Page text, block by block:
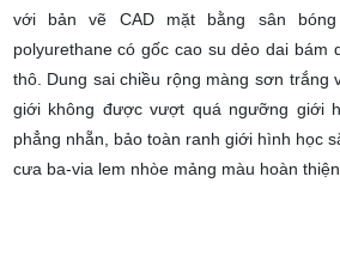
với bản vẽ CAD mặt bằng sân
polyurethane có gốc cao su dẻo dai bám
thô. Dung sai chiều rộng màng sơn trắng
giới không được vượt quá ngưỡng giới
phẳng nhẵn, bảo toàn ranh giới hình học
cưa ba-via lem nhòe mảng màu hoàn